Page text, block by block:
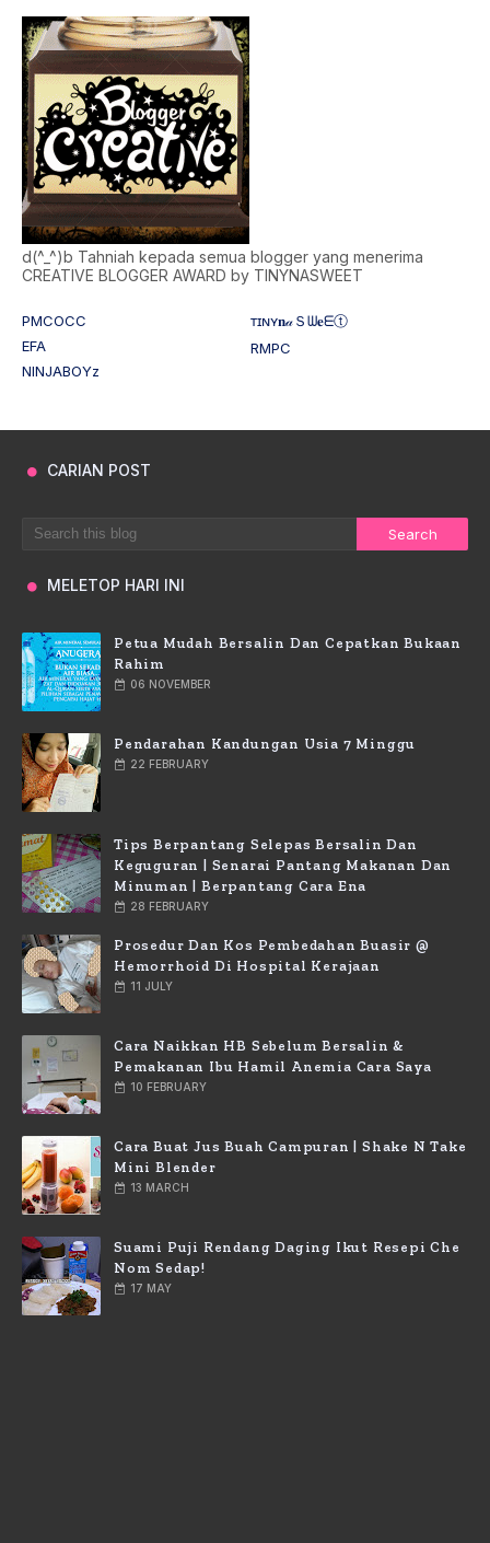
d(^_^)b Tahniah kepada semua blogger yang menerima
CREATIVE BLOGGER AWARD by TINYNASWEET
PMCOCC
ᴛɪɴʏ𝐧𝒶Ｓᗯ𝐞ᗴⓣ
EFA
RMPC
NINJABOYz
CARIAN POST
MELETOP HARI INI
Petua Mudah Bersalin Dan Cepatkan Bukaan
Rahim
06 NOVEMBER
Pendarahan Kandungan Usia 7 Minggu
22 FEBRUARY
Tips Berpantang Selepas Bersalin Dan
Keguguran | Senarai Pantang Makanan Dan
Minuman | Berpantang Cara Ena
28 FEBRUARY
Prosedur Dan Kos Pembedahan Buasir @
Hemorrhoid Di Hospital Kerajaan
11 JULY
Cara Naikkan HB Sebelum Bersalin &
Pemakanan Ibu Hamil Anemia Cara Saya
10 FEBRUARY
Cara Buat Jus Buah Campuran | Shake N Take
Mini Blender
13 MARCH
Suami Puji Rendang Daging Ikut Resepi Che
Nom Sedap!
17 MAY